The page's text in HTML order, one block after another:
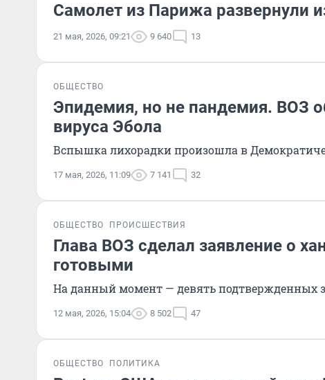
Самолет из Парижа развернули
21 мая, 2026, 09:21 9 640 13
ОБЩЕСТВО
Эпидемия, но не пандемия. ВОЗ
вируса Эбола
Вспышка лихорадки произошла в
17 мая, 2026, 11:09 7 141 32
ОБЩЕСТВО ПРОИСШЕСТВИЯ
Глава ВОЗ сделал заявление о
готовыми
На данный момент — девять подтвержденных
12 мая, 2026, 15:04 8 502 47
ОБЩЕСТВО ПОЛИТИКА